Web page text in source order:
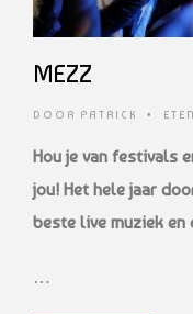
MEZZ
DOOR PATRICK •
Hou je van festivals
jou! Het hele jaar
beste live muziek
…